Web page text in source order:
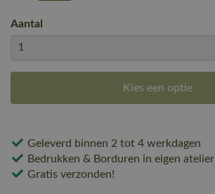
Aantal
Kies een optie
Geleverd binnen 2 tot 4 werkdagen
Bedrukken & Borduren in eigen atelier
Gratis verzonden!